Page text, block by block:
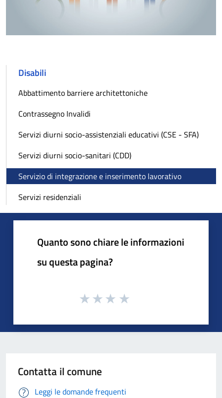
Disabili
Abbattimento barriere architettoniche
Contrassegno Invalidi
Servizi diurni socio-assistenziali educativi (CSE - SFA)
Servizi diurni socio-sanitari (CDD)
Servizio di integrazione e inserimento lavorativo
Servizi residenziali
Quanto sono chiare le informazioni
su questa pagina?
Contatta il comune
Leggi le domande frequenti